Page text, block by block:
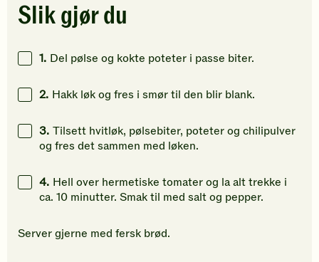
stjerner.
Klikk
å
gi
vurdering.
gi
vurdering.
Slik gjør du
1. Del pølse og kokte poteter i passe biter.
2. Hakk løk og fres i smør til den blir blank.
3. Tilsett hvitløk, pølsebiter, poteter og chilipulver
og fres det sammen med løken.
4. Hell over hermetiske tomater og la alt trekke i
ca. 10 minutter. Smak til med salt og pepper.
Server gjerne med fersk brød.